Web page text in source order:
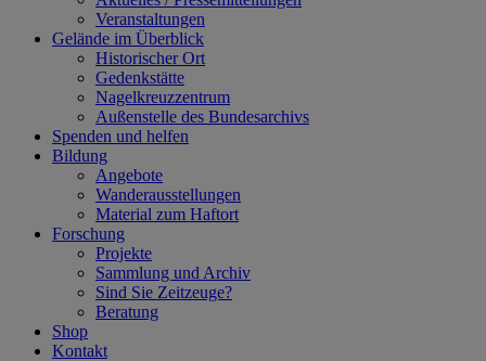
Veranstaltungen
Gelände im Überblick
Historischer Ort
Gedenkstätte
Nagelkreuzzentrum
Außenstelle des Bundesarchivs
Spenden und helfen
Bildung
Angebote
Wanderausstellungen
Material zum Haftort
Forschung
Projekte
Sammlung und Archiv
Sind Sie Zeitzeuge?
Beratung
Shop
Kontakt